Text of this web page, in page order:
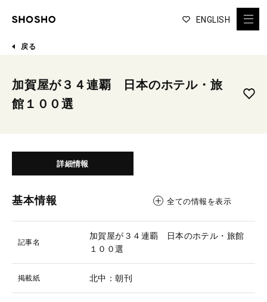
ENGLISH
戻る
加賀屋が３４連覇 日本のホテル・旅
館１００選
詳細情報
基本情報 全ての情報を表示
記事名
加賀屋が３４連覇 日本のホテル・旅館
１００選
掲載紙 北中：朝刊